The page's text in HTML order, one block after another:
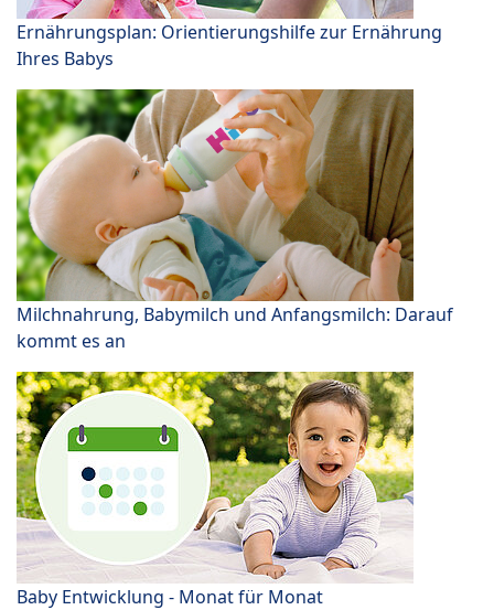
Ernährungsplan: Orientierungshilfe zur Ernährung
Ihres Babys
Milchnahrung, Babymilch und Anfangsmilch: Darauf
kommt es an
Baby Entwicklung - Monat für Monat